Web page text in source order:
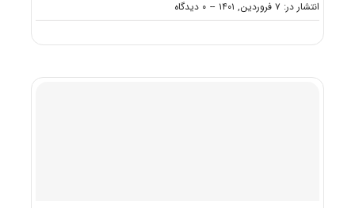
انتشار در: ۷ فروردین, ۱۴۰۱ -- ۰ دیدگاه
on
گرایش
اﺟﺘﻤﺎعی